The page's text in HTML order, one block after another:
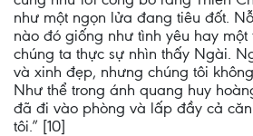
như một ngọn lửa đang tiêu đốt.
nào đó giống như tình yêu hay
chúng ta thực sự nhìn thấy Ngài.
và xinh đẹp, nhưng chúng tôi
Như thể trong ánh quang huy
đã đi vào phòng và lấp đầy cả
tôi.” [10]